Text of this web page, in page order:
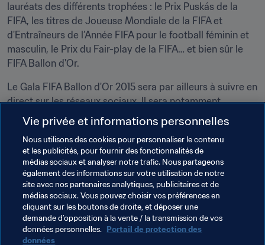
lauréats des différents trophées : le Prix Puskás de la
FIFA, les titres de Joueuse Mondiale de la FIFA et
d'Entraîneurs de l’Année FIFA pour le football féminin et
masculin, le Prix du Fair-play de la FIFA… et bien sûr le
FIFA Ballon d'Or.
Le Gala FIFA Ballon d'Or 2015 sera par ailleurs à suivre en
direct sur les réseaux sociaux. Il sera notamment
possible de partager ses impressions sur la
page
Facebook officielle du Ballon d'Or 2015
comptes Twitter et Instagram de la FIFA.
Que ce soit sur FIFA.com , Facebook, Twitter,
Instagram ou l’application de la FIFA, les amoureux du
beau jeu sont assurés de ne pas perdre une miette de
cet événement.
Vie privée et informations personnelles
Nous utilisons des cookies pour personnaliser le contenu
et les publicités, pour fournir des fonctionnalités de
médias sociaux et analyser notre trafic. Nous partageons
également des informations sur votre utilisation de notre
site avec nos partenaires analytiques, publicitaires et de
médias sociaux. Vous pouvez choisir vos préférences en
cliquant sur les boutons de droite, et déposer une
demande d’opposition à la vente / la transmission de vos
données personnelles. Portail de protection des
données